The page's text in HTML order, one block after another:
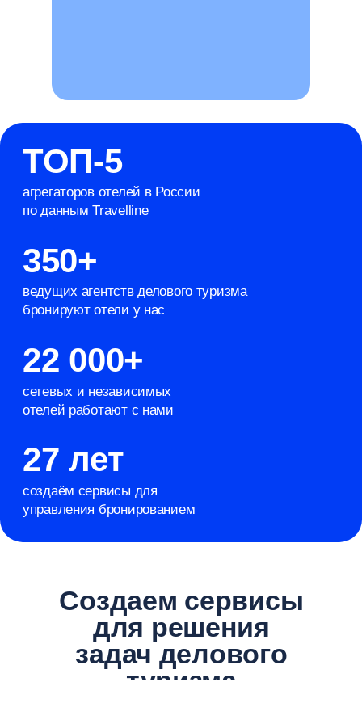
Получайте быструю поддержку команды
и зарабатывайте на комиссии
Канал продаждля отелей
Увеличьте количество корпоративных
делового туризма